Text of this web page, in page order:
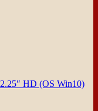
HD (OS Win10)